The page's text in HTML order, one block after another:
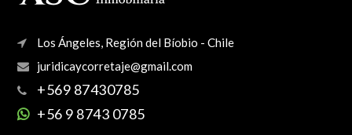
Los Ángeles, Región del Bíobio - Chile
+569 87430785
+56 9 8743 0785